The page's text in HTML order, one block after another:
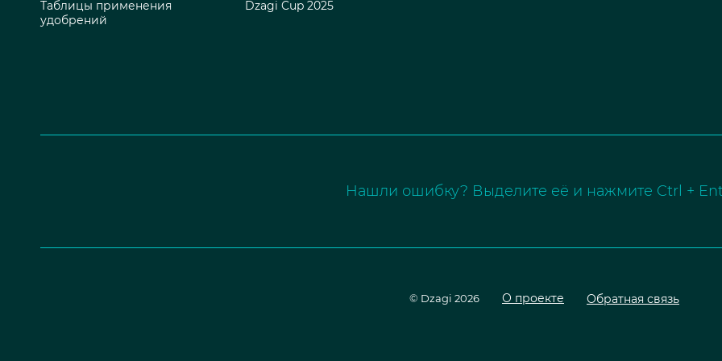
Таблицы применения
удобрений
Dzagi Cup 2025
Нашли ошибку? Выделите её и нажмите Ctrl +
© Dzagi 2026 О проекте Обратная связь